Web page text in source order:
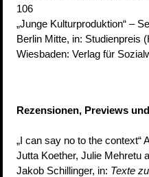
106
„Junge Kulturproduktion“ –
Berlin Mitte, in: Studienpreis
Wiesbaden: Verlag für
Rezensionen, Previews
„I can say no to the context“
Jutta Koether, Julie Mehretu
Jakob Schillinger, in: Texte